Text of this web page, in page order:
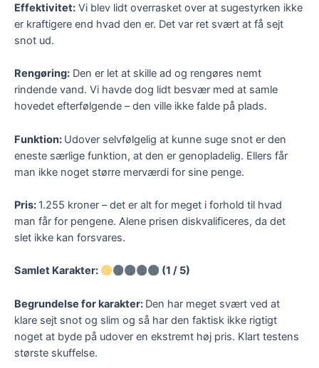
Effektivitet: Vi blev lidt overrasket over at sugestyrken ikke
er kraftigere end hvad den er. Det var ret svært at få sejt
snot ud.
Rengøring: Den er let at skille ad og rengøres nemt
rindende vand. Vi havde dog lidt besvær med at samle
hovedet efterfølgende – den ville ikke falde på plads.
Funktion: Udover selvfølgelig at kunne suge snot er den
eneste særlige funktion, at den er genopladelig. Ellers får
man ikke noget større merværdi for sine penge.
Pris: 1.255 kroner – det er alt for meget i forhold til hvad
man får for pengene. Alene prisen diskvalificeres, da det
slet ikke kan forsvares.
Samlet Karakter: (1 / 5)
Begrundelse for karakter: Den har meget svært ved at
klare sejt snot og slim og så har den faktisk ikke rigtigt
noget at byde på udover en ekstremt høj pris. Klart testens
største skuffelse.